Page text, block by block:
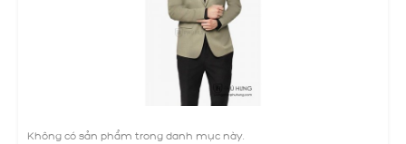
Không có sản phẩm trong danh mục này.